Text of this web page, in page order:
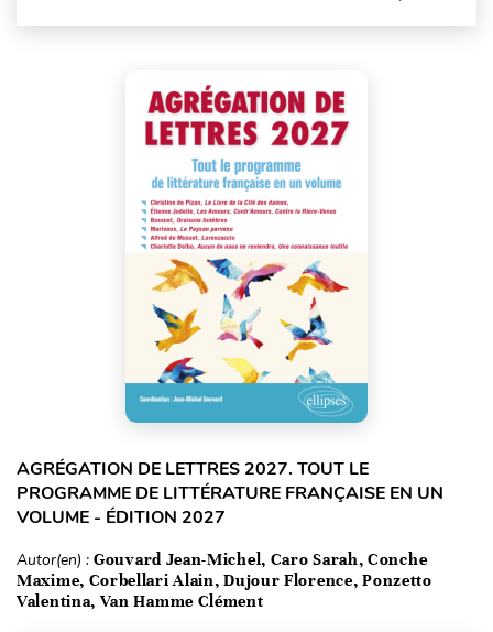
AGRÉGATION DE LETTRES 2027. TOUT LE
PROGRAMME DE LITTÉRATURE FRANÇAISE EN UN
VOLUME - ÉDITION 2027
Autor(en) : Gouvard Jean-Michel, Caro Sarah, Conche
Maxime, Corbellari Alain, Dujour Florence, Ponzetto
Valentina, Van Hamme Clément